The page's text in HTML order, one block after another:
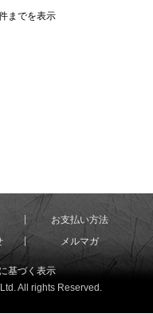
までを表示
お支払い方法
メルマガ
基づく表示
All rights Reserved.